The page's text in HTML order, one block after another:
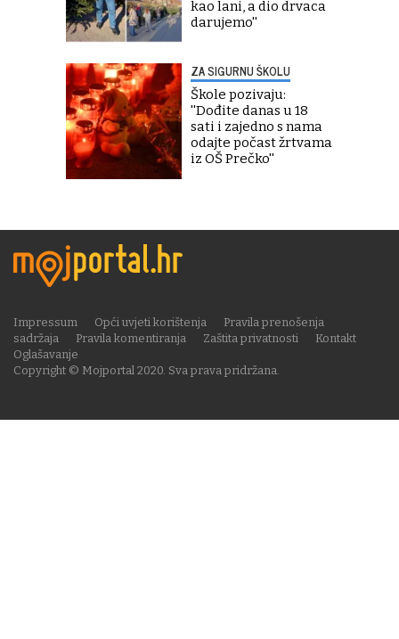
kao lani, a dio drvaca
darujemo''
ZA SIGURNU ŠKOLU
Škole pozivaju:
''Dođite danas u 18
sati i zajedno s nama
odajte počast žrtvama
iz OŠ Prečko''
Copyright © Mojportal 2020. Sva prava pridržana.
Impressum Opći uvjeti korištenja
Pravila prenošenja
sadržaja
Pravila komentiranja Zaštita privatnosti
Kontakt
Oglašavanje